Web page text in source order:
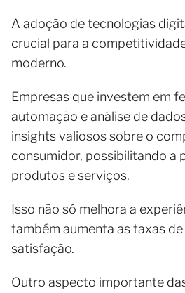
A adoção de tecnologias
crucial para a
moderno.
Empresas que investem em
automação e análise de
insights valiosos sobre o
consumidor, possibilitando a
produtos e serviços.
Isso não só melhora a
também aumenta as taxas
satisfação.
Outro aspecto importante